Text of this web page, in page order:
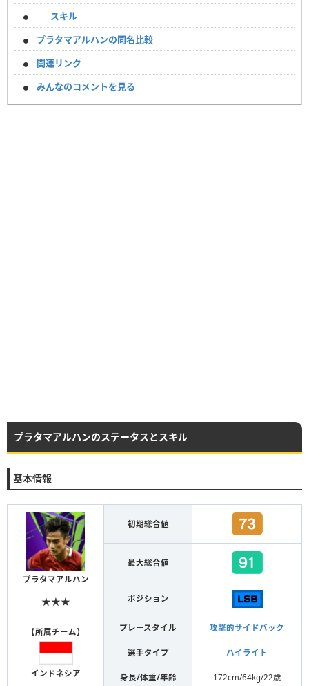
スキル
プラタマアルハンの同名比較
関連リンク
みんなのコメントを見る
プラタマアルハンのステータスとスキル
基本情報
プラタマアルハン
★★★
初期総合値
最大総合値
ポジション
【所属チーム】
インドネシア
プレースタイル 攻撃的サイドバック
選手タイプ ハイライト
身長/体重/年齢 172cm/64kg/22歳